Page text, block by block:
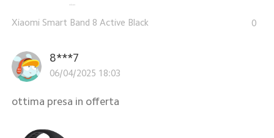
Xiaomi Smart Band 8 Active Black 0
8***7
06/04/2025 18:03
ottima presa in offerta